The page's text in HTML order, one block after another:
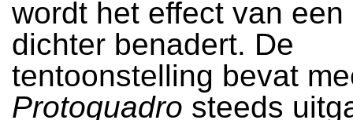
wordt het effect van
dichter benadert. De
tentoonstelling bevat
Protoquadro steeds